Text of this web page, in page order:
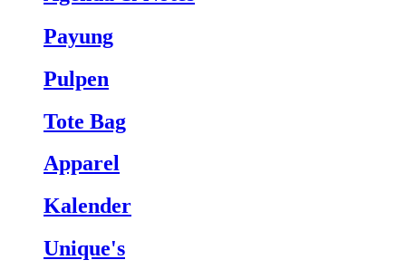
Payung
Pulpen
Tote Bag
Apparel
Kalender
Unique's